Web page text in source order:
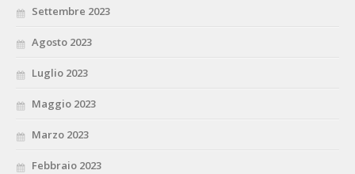
Settembre 2023
Agosto 2023
Luglio 2023
Maggio 2023
Marzo 2023
Febbraio 2023